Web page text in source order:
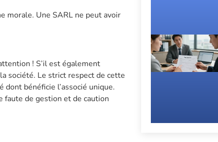
morale. Une SARL ne peut avoir
! S’il est également
société. Le strict respect de cette
bénéficie l’associé unique.
faute de gestion et de caution